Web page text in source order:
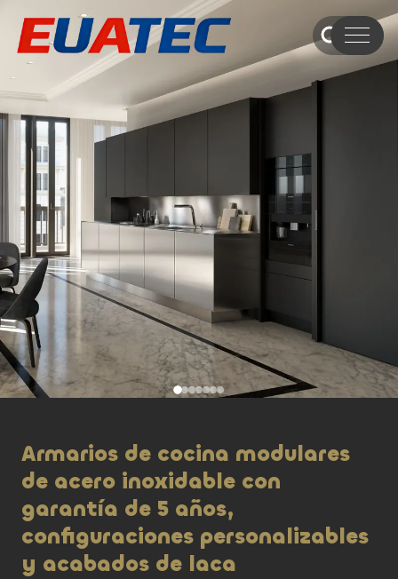
Armarios de cocina modulares
de acero inoxidable con
garantía de 5 años,
configuraciones personalizables
y acabados de laca